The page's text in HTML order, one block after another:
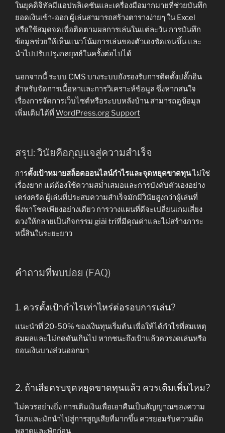
ในยุคดิจิทัลมีแอปพลิเคชันและเครื่องมือมากมายที่ช่วยบันทึก
ยอดเงินเข้า-ออก ผู้เล่นสามารถสร้างตารางง่ายๆ ใน Excel
หรือใช้สมุดจดเพื่อติดตามผลการเล่นในแต่ละวัน การบันทึก
ข้อมูลช่วยให้เห็นแนวโน้มการเล่นของตัวเองชัดเจนขึ้น และ
นำไปปรับปรุงกลยุทธ์ในครั้งต่อไปได้
นอกจากนี้ ระบบ CMS บางระบบยังรองรับการติดตั้งปลั๊กอิน
สำหรับจัดการเนื้อหาและการวิเคราะห์ข้อมูล ซึ่งหากสนใจ
เรื่องการจัดการเว็บไซต์หรือระบบหลังบ้าน สามารถดูข้อมูล
เพิ่มเติมได้ที่ WordPress.org Support
สรุป: วินัยคือกุญแจสู่ความสำเร็จ
การตั้งเป้าหมายสล็อตออนไลน์กำไรและจุดหยุดขาดทุนไม่ใช่
เรื่องยาก แต่ต้องใช้ความสม่ำเสมอและการบังคับตัวเองอย่าง
เคร่งครัด ผู้เล่นที่ประสบความสำเร็จมักมีวินัยสูงกว่าผู้เล่นที่
พึ่งพาโชคเพียงอย่างเดียว การวางแผนที่ดีจะเปลี่ยนเกมเสี่ยง
ดวงให้กลายเป็นกิจกรรม giải tríที่มีคุณค่าและไม่สร้างภาระ
หนี้สินในระยะยาว
คำถามที่พบบ่อย (FAQ)
1. ควรตั้งเป้ากำไรเท่าไหร่ต่อรอบการเล่น?
แนะนำที่ 20-50% ของเงินทุนเริ่มต้น เพื่อให้ได้กำไรที่สมเหตุ
สมผลและไม่กดดันเกินไป หากชนะถึงเป้าแล้วควรงดเล่นหรือ
ถอนเงินบางส่วนออกมา
2. ถ้าเสียครบจุดหยุดขาดทุนแล้ว ควรเติมเพิ่มไหม?
ไม่ควรอย่างยิ่ง การเติมเงินเพื่อเอาคืนเป็นสัญญาณของความ
โลภและมักนำไปสู่การสูญเสียที่มากขึ้น ควรยอมรับความผิด
พลาดและพักก่อน